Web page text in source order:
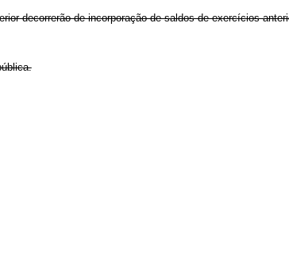
decorrerão de incorporação de saldos de exercícios